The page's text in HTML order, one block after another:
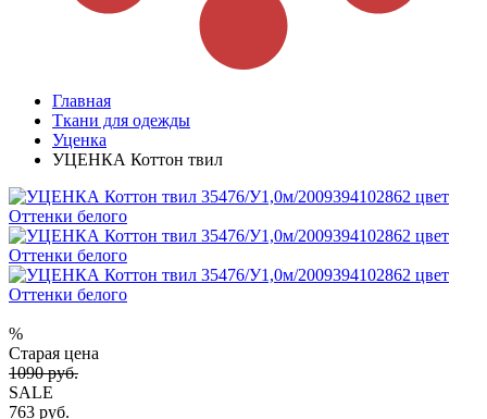
Главная
Ткани для одежды
Уценка
УЦЕНКА Коттон твил
%
Старая цена
1090 руб.
SALE
763 руб.